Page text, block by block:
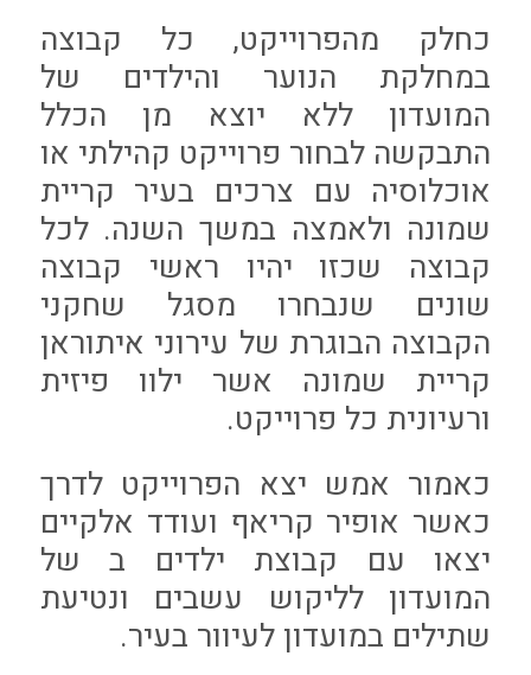
כחלק מהפרוייקט, כל קבוצה
במחלקת הנוער והילדים של
המועדון ללא יוצא מן הכלל
התבקשה לבחור פרוייקט קהילתי או
אוכלוסיה עם צרכים בעיר קריית
שמונה ולאמצה במשך השנה. לכל
קבוצה שכזו יהיו ראשי קבוצה
שונים שנבחרו מסגל שחקני
הקבוצה הבוגרת של עירוני איתוראן
קריית שמונה אשר ילוו פיזית
ורעיונית כל פרוייקט.
כאמור אמש יצא הפרוייקט לדרך
כאשר אופיר קריאף ועודד אלקיים
יצאו עם קבוצת ילדים ב של
המועדון לליקוש עשבים ונטיעת
שתילים במועדון לעיוור בעיר.